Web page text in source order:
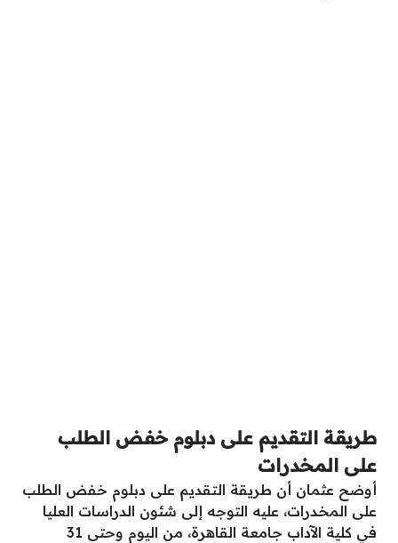
طريقة التقديم على دبلوم خفض الطلب
على المخدرات
أوضح عثمان أن طريقة التقديم على دبلوم خفض الطلب
على المخدرات، عليه التوجه إلى شئون الدراسات العليا
في كلية الآداب جامعة القاهرة، من اليوم وحتى 31